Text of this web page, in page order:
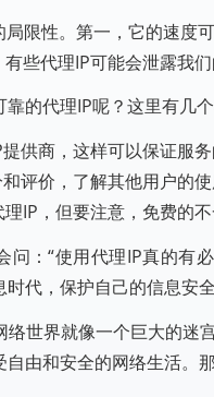
限性。第一，它的速度
些代理IP可能会泄露我
的代理IP呢？这里有几个
供商，这样可以保证服务
评价，了解其他用户的使
IP，但要注意，免费的
问：“使用代理IP真的有
代，保护自己的信息安
世界就像一个巨大的迷
由和安全的网络生活。